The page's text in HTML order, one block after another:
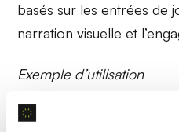
basés sur les entrées de
narration visuelle et
Exemple d’utilisation
Après une entrée de
génère une